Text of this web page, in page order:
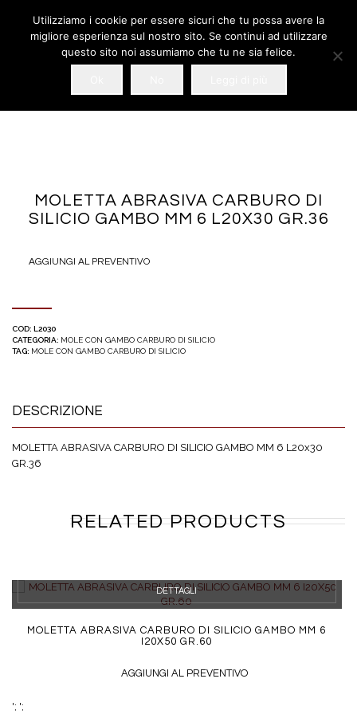
MOLETTA ABRASIVA CARBURO DI
SILICIO GAMBO MM 6 L20X30 GR.36
AGGIUNGI AL PREVENTIVO
COD: L2030
CATEGORIA: MOLE CON GAMBO CARBURO DI SILICIO
TAG: MOLE CON GAMBO CARBURO DI SILICIO
DESCRIZIONE
MOLETTA ABRASIVA CARBURO DI SILICIO GAMBO MM 6 L20x30
GR.36
RELATED PRODUCTS
DETTAGLI
MOLETTA ABRASIVA CARBURO DI SILICIO GAMBO MM 6
I20X50 GR.60
AGGIUNGI AL PREVENTIVO
'; ';
Utilizziamo i cookie per essere sicuri che tu possa avere la
migliore esperienza sul nostro sito. Se continui ad utilizzare
questo sito noi assumiamo che tu ne sia felice.